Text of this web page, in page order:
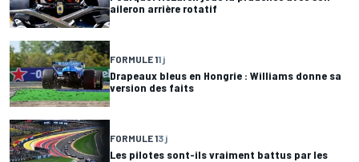
aileron arrière rotatif
FORMULE 11 j
Drapeaux bleus en Hongrie : Williams donne sa
version des faits
FORMULE 13 j
Les pilotes sont-ils vraiment battus par les